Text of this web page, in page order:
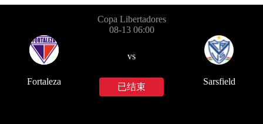
Copa Libertadores
08-13 06:00
Fortaleza
vs
已结束
Sarsfield